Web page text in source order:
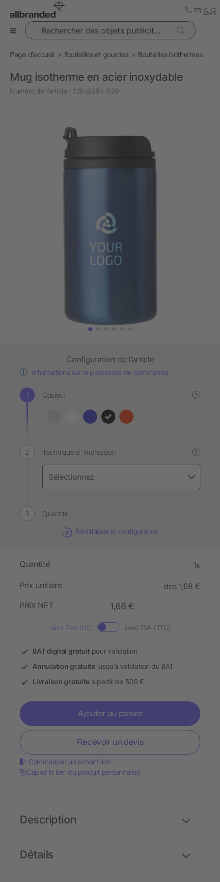
Rechercher des objets publicitaires
Page d’accueil Bouteilles et gourdes Bouteilles isothermes
Mug isotherme en acier inoxydable
Numéro de l’article : 120-8385-029
Configuration de l’article
Informations sur le processus de commande
Couleur ?
Technique d´impression ?
Quantité
Réinitialiser la configuration
Quantité 1x
Prix unitaire
dès 1,68 €
PRIX NET
1,68 €
sans TVA (HT) avec TVA (TTC)
BAT digital gratuitpour validation
Annulation gratuitejusqu’à validation du BAT
Livraison gratuite à partir de 500 €
Ajouter au panier
Recevoir un devis
Commander un échantillon
Copier le lien du produit personnalisé
Détails
Description